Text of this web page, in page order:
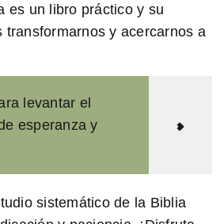
es un libro práctico y su
transformarnos y acercarnos a
levantar el
esperanza y
sistemático de la Biblia